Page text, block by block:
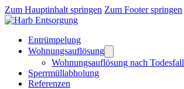
Zum Hauptinhalt springen Zum Footer springen
Entrümpelung
Wohnungsauflösung
Wohnungsauflösung nach Todesfall
Sperrmüllabholung
Referenzen